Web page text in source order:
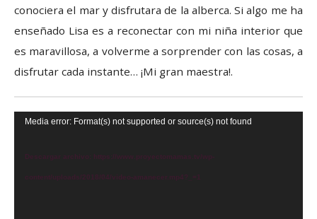
conociera el mar y disfrutara de la alberca. Si algo me ha
enseñado Lisa es a reconectar con mi niña interior que
es maravillosa, a volverme a sorprender con las cosas, a
disfrutar cada instante… ¡Mi gran maestra!.
Reproductor
vídeo
Media error: Format(s) not supported or source(s) not found
Descargar archivo: https://www.proyectomamas.tv/wp-
content/uploads/2018/04/video-amanecer.mp4?_=1